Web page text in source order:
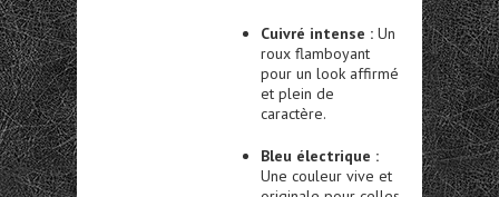
Cuivré intense : Un
roux flamboyant
pour un look affirmé
et plein de
caractère.
Bleu électrique :
Une couleur vive et